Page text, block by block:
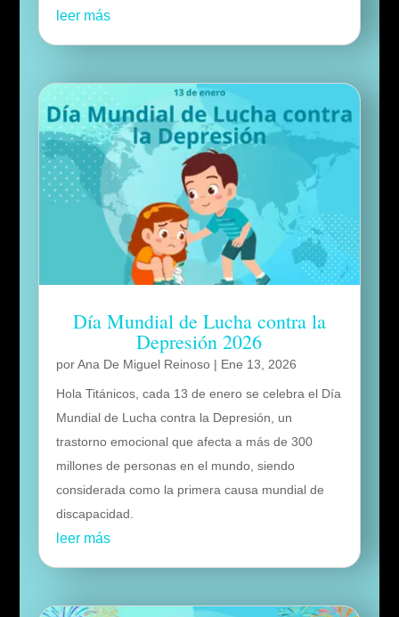
leer más
Día Mundial de Lucha contra la
Depresión 2026
porAna De Miguel Reinoso| Ene 13, 2026
Hola Titánicos, cada 13 de enero se celebra el Día
Mundial de Lucha contra la Depresión, un
trastorno emocional que afecta a más de 300
millones de personas en el mundo, siendo
considerada como la primera causa mundial de
discapacidad.
leer más